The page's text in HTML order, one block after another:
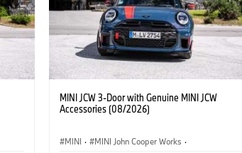
MINI JCW 3-Door with Genuine MINI JCW
Accessories (08/2026)
MINI · MINI John Cooper Works ·